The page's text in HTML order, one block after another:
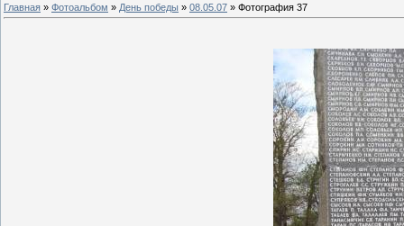
Главная » Фотоальбом » День победы » 08.05.07 » Фотография 37